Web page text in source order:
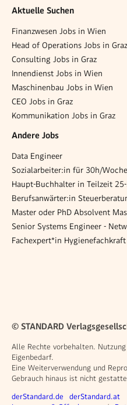
Aktuelle Suchen
Finanzwesen Jobs in Wien
Head of Operations Jobs in Graz
Consulting Jobs in Graz
Innendienst Jobs in Wien
Maschinenbau Jobs in Wien
CEO Jobs in Graz
Kommunikation Jobs in Graz
Andere Jobs
Data Engineer
Sozialarbeiter:in für 30h/
Haupt-Buchhalter in Teilzeit
Senior Systems Engineer -
Fachexpert*in
© STANDARD
Alle Rechte vorbehalten.
Eigenbedarf.
Eine Weiterverwendung und
Gebrauch hinaus ist nicht
Weitere Angebote
derStandard.de derStandard.at